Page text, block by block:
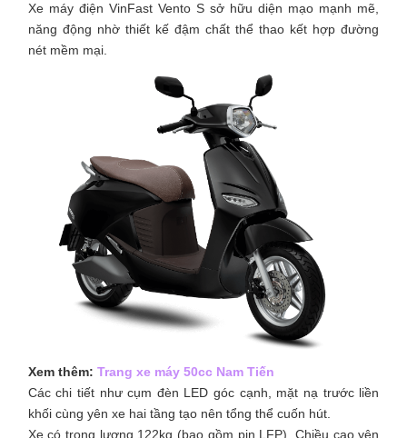
Xe máy điện VinFast Vento S sở hữu diện mạo mạnh mẽ,
năng động nhờ thiết kế đậm chất thể thao kết hợp đường
nét mềm mại.
Xem thêm: Trang xe máy 50cc Nam Tiến
Các chi tiết như cụm đèn LED góc cạnh, mặt nạ trước liền
khối cùng yên xe hai tầng tạo nên tổng thể cuốn hút.
Xe có trọng lượng 122kg (bao gồm pin LFP). Chiều cao yên